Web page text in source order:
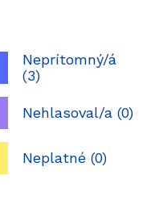
Neprítomný/á
(3)
Nehlasoval/a (0)
Neplatné (0)